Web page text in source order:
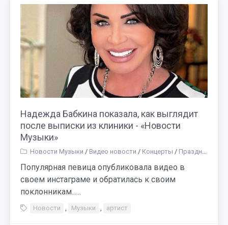
Надежда Бабкина показала, как выглядит
после выписки из клиники - «Новости
Музыки»
Новости Музыки / Видео новости / Концерты / Праздники
Популярная певица опубликовала видео в
своем инстаграме и обратилась к своим
поклонникам......
Новости , Музыки , артист